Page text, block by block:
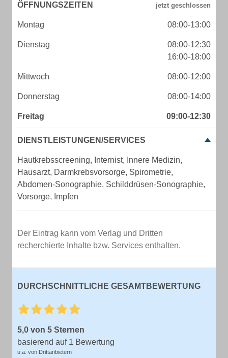
ÖFFNUNGSZEITEN
Montag 08:00-13:00
Dienstag
08:00-12:30
16:00-18:00
Mittwoch 08:00-12:00
Donnerstag 08:00-14:00
Freitag 09:00-12:30
DIENSTLEISTUNGEN/SERVICES
Hautkrebsscreening, Internist, Innere Medizin,
Hausarzt, Darmkrebsvorsorge, Spirometrie,
Abdomen-Sonographie, Schilddrüsen-Sonographie,
Vorsorge, Impfen
Der Eintrag kann vom Verlag und Dritten
recherchierte Inhalte bzw. Services enthalten.
DURCHSCHNITTLICHE GESAMTBEWERTUNG
5,0 von 5 Sternen
basierend auf 1 Bewertung
u.a. von Drittanbietern